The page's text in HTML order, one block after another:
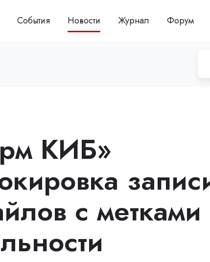
События Новости Журнал Форум
КИБ»
с метками